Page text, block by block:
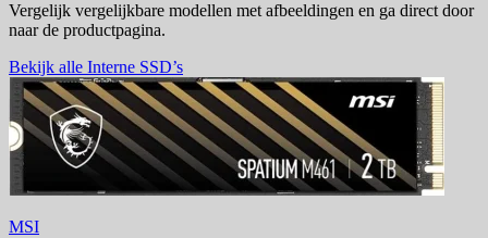
Vergelijk vergelijkbare modellen met afbeeldingen en ga direct door
naar de productpagina.
Bekijk alle Interne SSD’s
MSI